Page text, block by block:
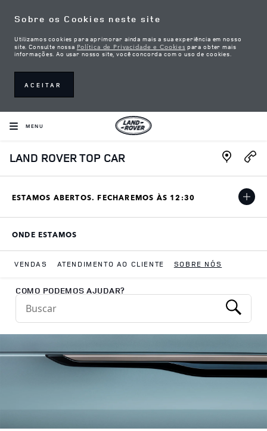
Sobre os Cookies neste site
Utilizamos cookies para aprimorar ainda mais a sua experiência em nosso
site. Consulte nossa Política de Privacidade e Cookies para obter mais
informações. Ao usar nosso site, você concorda com o uso de cookies.
ACEITAR
MENU
LAND ROVER TOP CAR Link
ESTAMOS ABERTOS. FECHAREMOS ÀS 12:30
ONDE ESTAMOS
LINK OPENS IN NEW TAB
VENDAS ATENDIMENTO AO CLIENTE SOBRE NÓS
COMO PODEMOS AJUDAR?
Conduct a search
Submit